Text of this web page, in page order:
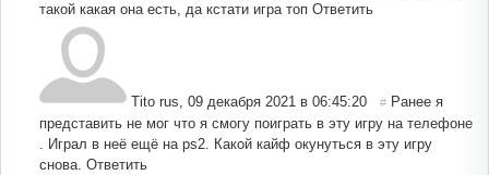
такой какая она есть, да кстати игра топ Ответить
Tito rus, 09 декабря 2021 в 06:45:20 # Ранее я
представить не мог что я смогу поиграть в эту игру на телефоне
. Играл в неё ещё на ps2. Какой кайф окунуться в эту игру
снова. Ответить